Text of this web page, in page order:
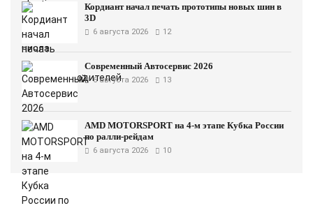
Кордиант начал печать прототипы новых шин в
3D
6 августа 2026 12
Современный Автосервис 2026
6 августа 2026 13
AMD MOTORSPORT на 4-м этапе Кубка России
по ралли-рейдам
6 августа 2026 10